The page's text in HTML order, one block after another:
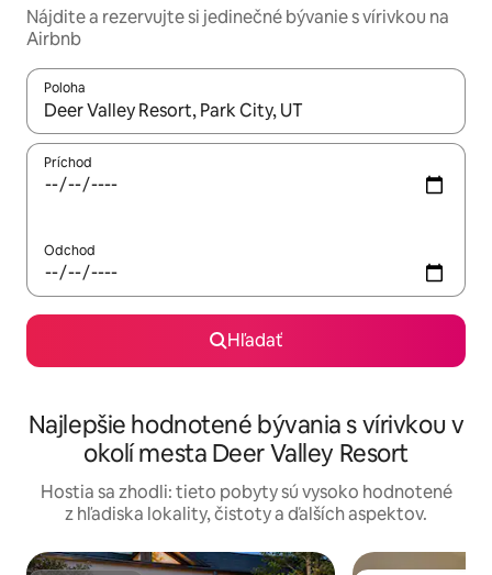
Nájdite a rezervujte si jedinečné bývanie s vírivkou na
Airbnb
Poloha
Keď budú výsledky k dispozícii, môžete si ich prechádzať
Príchod
Odchod
Hľadať
Najlepšie hodnotené bývania s vírivkou v
okolí mesta Deer Valley Resort
Hostia sa zhodli: tieto pobyty sú vysoko hodnotené
z hľadiska lokality, čistoty a ďalších aspektov.